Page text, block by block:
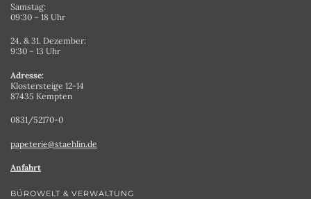
Samstag:
09:30 – 18 Uhr
24. & 31. Dezember:
9:30 – 13 Uhr
Adresse:
Klostersteige 12-14
87435 Kempten
0831/52170-0
papeterie@staehlin.de
Anfahrt
BÜROWELT & VERWALTUNG